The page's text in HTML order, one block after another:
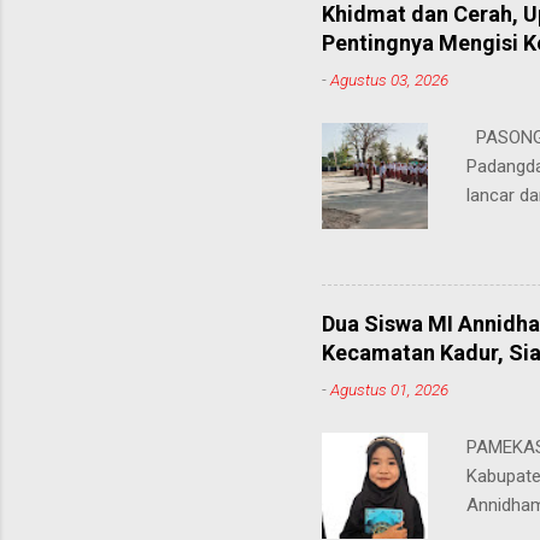
"Saya
sangat
Khidmat dan Cerah,
Pentingnya Mengisi
-Agustus 03, 2026
lancar
penting
ia
para
dalam
mampu
belaja...
Dua Siswa MI
Kecamatan Kadur,
-Agustus 01, 2026